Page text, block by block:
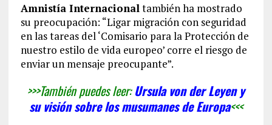
Amnistía Internacionaltambién ha mostrado
su preocupación: “Ligar migración con seguridad
en las tareas del ‘Comisario para la Protección de
nuestro estilo de vida europeo’ corre el riesgo de
enviar un mensaje preocupante”.
>>>También puedes leer:Ursula von der Leyen y
su visión sobre los musumanes de Europa<<<